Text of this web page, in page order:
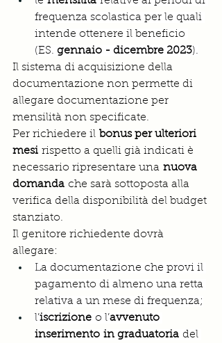
frequenza scolastica per le quali
intende ottenere il beneficio
(ES. gennaio - dicembre 2023).
Il sistema di acquisizione della
documentazione non permette di
allegare documentazione per
mensilità non specificate.
Per richiedere il bonus per ulteriori
mesi rispetto a quelli già indicati è
necessario ripresentare una nuova
domanda che sarà sottoposta alla
verifica della disponibilità del budget
stanziato.
Il genitore richiedente dovrà
allegare:
La documentazione che provi il
pagamento di almeno una retta
relativa a un mese di frequenza;
l’iscrizione o l’avvenuto
inserimento in graduatoria del